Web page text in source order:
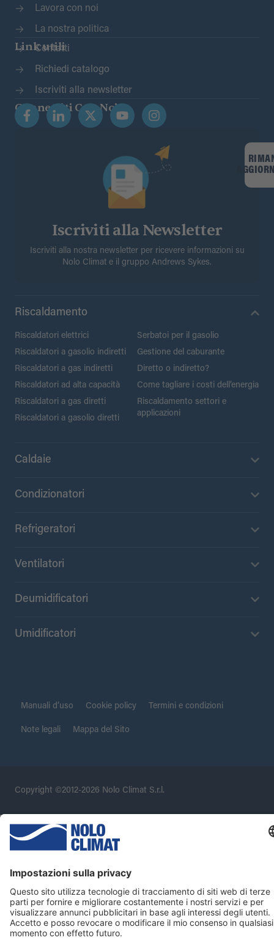
Lavora con noi
La nostra politica
Link utili
Contatti
Richiedi catalogo
Iscriviti alla newsletter
Connettiti Con Noi
Iscriviti alla Newsletter
Iscriviti alla nostra newsletter per ricevere informazioni su
Nolo Climat e il gruppo Andrews Sykes.
Riscaldamento
Riscaldatori elettrici
Riscaldatori a gasolio indiretti
Riscaldatori a gas indiretti
Riscaldatori ad alta capacità
Riscaldatori a gas diretti
Riscaldatori a gasolio diretti
Serbatoi per il gasolio
Gestione del caburante
Diretto o indiretto?
Come tagliare i costi dell’energia
Riscaldamento settori e
applicazioni
Caldaie
Condizionatori
Refrigeratori
Ventilatori
Deumidificatori
Umidificatori
Manuali d’uso Cookie policy Termini e condizioni
Note legali Mappa del Sito
Copyright ©2012-2026 Nolo Climat S.r.l.